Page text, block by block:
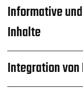
Informative
Inhalte
Integration